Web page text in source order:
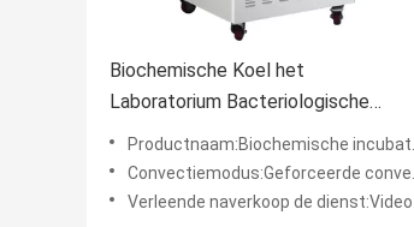
Biochemische Koel het
Laboratorium Bacteriologische
Incubator van Incubatorsus304
Binnenbacteriën
Productnaam:Biochemische incubator
Convectiemodus:Geforceerde convectie
Verleende naverkoop de dienst:Videotechnische ondersteuning